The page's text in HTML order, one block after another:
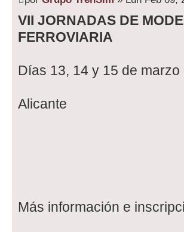
VII JORNADAS DE
FERROVIARIA
Días 13, 14 y 15 de marzo
Alicante
Más información e